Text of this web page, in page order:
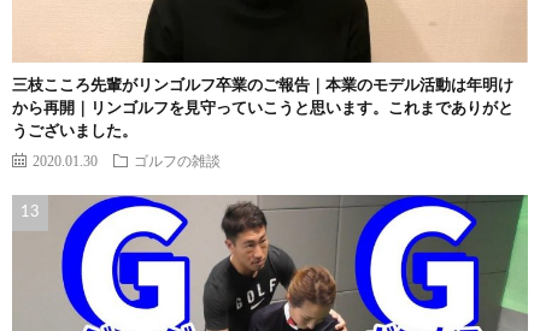
三枝こころ先輩がリンゴルフ卒業のご報告｜本業のモデル活動は年明け
から再開｜リンゴルフを見守っていこうと思います。これまでありがと
うございました。
2020.01.30 ゴルフの雑談